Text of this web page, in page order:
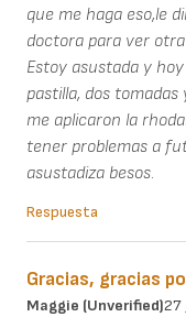
que me haga eso,le
doctora para ver
Estoy asustada y
pastilla, dos tomadas
me aplicaron la
tener problemas a
asustadiza besos.
Respuesta
Gracias, gracias
Maggie (unverified)27